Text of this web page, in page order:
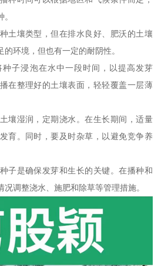
土壤类型，但在排水良好、肥沃的土壤
环境，但也有一定的耐阴性。
子浸泡在水中一段时间，以提高发芽
在整理好的土壤表面，轻轻覆盖一层薄
壤湿润，定期浇水。在生长期间，适量
育。同时，要及时杂草，以避免竞争养
子是确保发芽和生长的关键。在播种和
调整浇水、施肥和除草等管理措施。